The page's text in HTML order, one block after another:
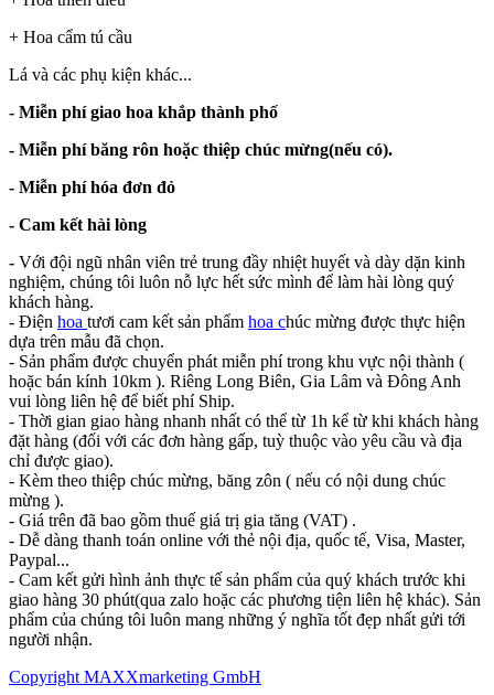
+ Hoa cẩm tú cầu
Lá và các phụ kiện khác...
- Miễn phí giao hoa khắp thành phố
- Miễn phí băng rôn hoặc thiệp chúc mừng(nếu có).
- Miễn phí hóa đơn đỏ
- Cam kết hài lòng
- Với đội ngũ nhân viên trẻ trung đầy nhiệt huyết và dày dặn kinh
nghiệm, chúng tôi luôn nỗ lực hết sức mình để làm hài lòng quý
khách hàng.
- Điện hoa tươi cam kết sản phẩm hoa chúc mừng được thực hiện
dựa trên mẫu đã chọn.
- Sản phẩm được chuyển phát miễn phí trong khu vực nội thành (
hoặc bán kính 10km ). Riêng Long Biên, Gia Lâm và Đông Anh
vui lòng liên hệ để biết phí Ship.
- Thời gian giao hàng nhanh nhất có thể từ 1h kể từ khi khách hàng
đặt hàng (đối với các đơn hàng gấp, tuỳ thuộc vào yêu cầu và địa
chỉ được giao).
- Kèm theo thiệp chúc mừng, băng zôn ( nếu có nội dung chúc
mừng ).
- Giá trên đã bao gồm thuế giá trị gia tăng (VAT) .
- Dễ dàng thanh toán online với thẻ nội địa, quốc tế, Visa, Master,
Paypal...
- Cam kết gửi hình ảnh thực tế sản phẩm của quý khách trước khi
giao hàng 30 phút(qua zalo hoặc các phương tiện liên hệ khác). Sản
phẩm của chúng tôi luôn mang những ý nghĩa tốt đẹp nhất gửi tới
người nhận.
Copyright MAXXmarketing GmbH